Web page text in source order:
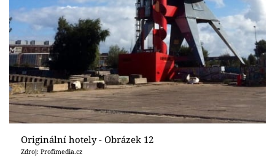
Originální hotely - Obrázek 12
Zdroj: Profimedia.cz